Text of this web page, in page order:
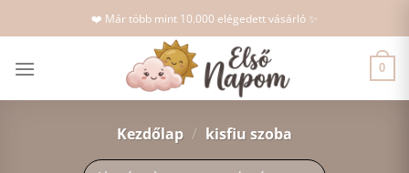
to
❤️ Már több mint 10.000 elégedett vásárló ✨
0
Kezdőlap / kisfiu szoba